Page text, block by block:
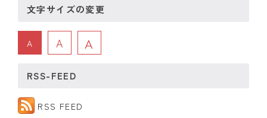
文字サイズの変更
A A A
RSS-FEED
RSS FEED